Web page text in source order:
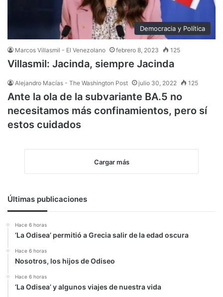
Democracia y Política
Marcos Villasmil - El Venezolano febrero 8, 2023 125
Villasmil: Jacinda, siempre Jacinda
Alejandro Macías - The Washington Post julio 30, 2022 125
Ante la ola de la subvariante BA.5 no
necesitamos más confinamientos, pero sí
estos cuidados
Cargar más
Últimas publicaciones
Hace 6 horas
‘La Odisea’ permitió a Grecia salir de la edad oscura
Hace 6 horas
Nosotros, los hijos de Odiseo
Hace 6 horas
‘La Odisea’ y algunos viajes de nuestra vida